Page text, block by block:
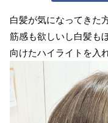
白髪が気になってきた
筋感も欲しいし白髪も
向けたハイライトを入